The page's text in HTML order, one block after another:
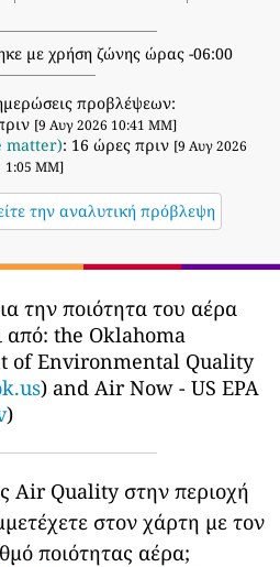
με χρήση ζώνης ώρας -06:00
προβλέψεων:
[9 Αυγ 2026 10:41 ΜΜ]
matter): 16 ώρες πριν [9 Αυγ 2026
1:05 ΜΜ]
την αναλυτική πρόβλεψη
την ποιότητα του αέρα
από: the Oklahoma
of Environmental Quality
) and Air Now - US EPA
)
Air Quality στην περιοχή
στον χάρτη με τον
ποιότητας αέρα;